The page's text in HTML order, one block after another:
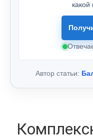
какой
Автор статьи: